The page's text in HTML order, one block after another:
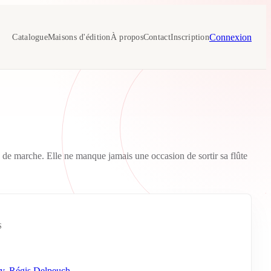
CatalogueMaisons d'édition À proposContactInscriptionConnexion
marche. Elle ne manque jamais une occasion de sortir sa flûte